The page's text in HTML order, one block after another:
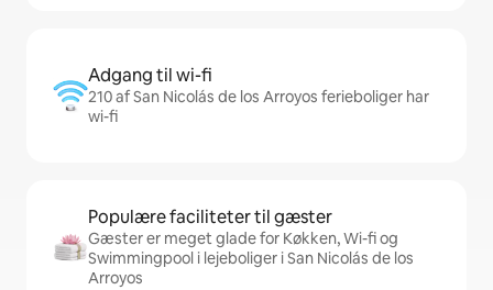
Adgang til wi-fi
210 af San Nicolás de los Arroyos ferieboliger har
wi-fi
Populære faciliteter til gæster
Gæster er meget glade for Køkken, Wi-fi og
Swimmingpool i lejeboliger i San Nicolás de los
Arroyos